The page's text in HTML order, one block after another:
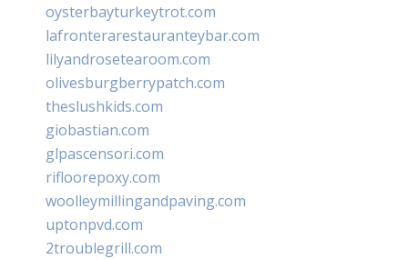
oysterbayturkeytrot.com
lafronterarestauranteybar.com
lilyandrosetearoom.com
olivesburgberrypatch.com
theslushkids.com
giobastian.com
glpascensori.com
rifloorepoxy.com
woolleymillingandpaving.com
uptonpvd.com
2troublegrill.com